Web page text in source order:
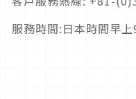
服務時間:日本時間早